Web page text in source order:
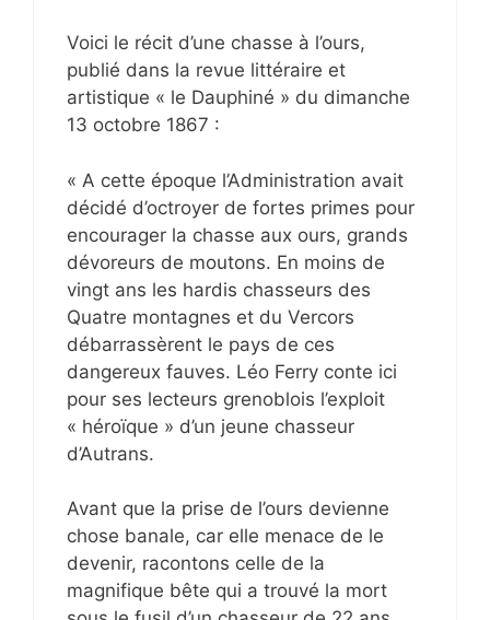
Voici le récit d’une chasse à l’ours,
publié dans la revue littéraire et
artistique « le Dauphiné » du dimanche
13 octobre 1867 :
« A cette époque l’Administration avait
décidé d’octroyer de fortes primes pour
encourager la chasse aux ours, grands
dévoreurs de moutons. En moins de
vingt ans les hardis chasseurs des
Quatre montagnes et du Vercors
débarrassèrent le pays de ces
dangereux fauves. Léo Ferry conte ici
pour ses lecteurs grenoblois l’exploit
« héroïque » d’un jeune chasseur
d’Autrans.
Avant que la prise de l’ours devienne
chose banale, car elle menace de le
devenir, racontons celle de la
magnifique bête qui a trouvé la mort